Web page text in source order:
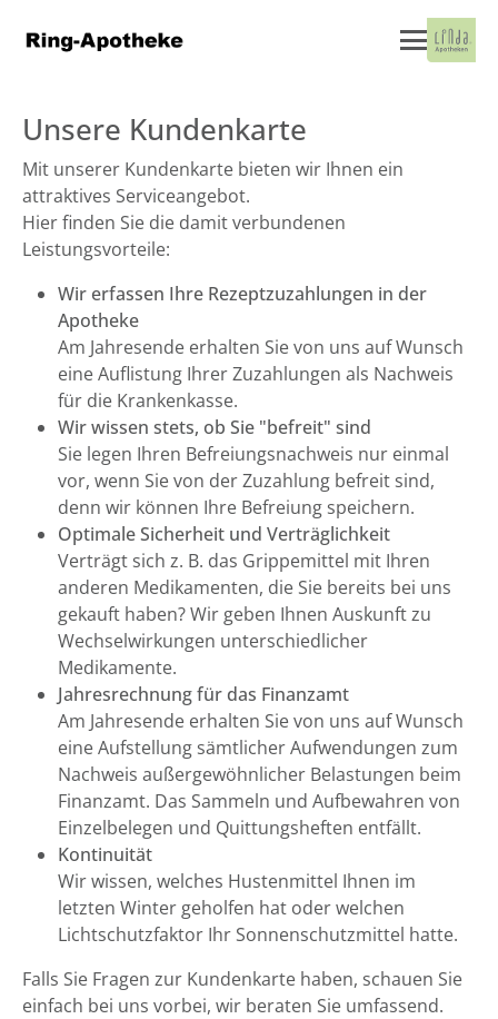
Unsere Kundenkarte
Mit unserer Kundenkarte bieten wir Ihnen ein
attraktives Serviceangebot.
Hier finden Sie die damit verbundenen
Leistungsvorteile:
Wir erfassen Ihre Rezeptzuzahlungen in der
Apotheke
Am Jahresende erhalten Sie von uns auf Wunsch
eine Auflistung Ihrer Zuzahlungen als Nachweis
für die Krankenkasse.
Wir wissen stets, ob Sie "befreit" sind
Sie legen Ihren Befreiungsnachweis nur einmal
vor, wenn Sie von der Zuzahlung befreit sind,
denn wir können Ihre Befreiung speichern.
Optimale Sicherheit und Verträglichkeit
Verträgt sich z. B. das Grippemittel mit Ihren
anderen Medikamenten, die Sie bereits bei uns
gekauft haben? Wir geben Ihnen Auskunft zu
Wechselwirkungen unterschiedlicher
Medikamente.
Jahresrechnung für das Finanzamt
Am Jahresende erhalten Sie von uns auf Wunsch
eine Aufstellung sämtlicher Aufwendungen zum
Nachweis außergewöhnlicher Belastungen beim
Finanzamt. Das Sammeln und Aufbewahren von
Einzelbelegen und Quittungsheften entfällt.
Kontinuität
Wir wissen, welches Hustenmittel Ihnen im
letzten Winter geholfen hat oder welchen
Lichtschutzfaktor Ihr Sonnenschutzmittel hatte.
Falls Sie Fragen zur Kundenkarte haben, schauen Sie
einfach bei uns vorbei, wir beraten Sie umfassend.